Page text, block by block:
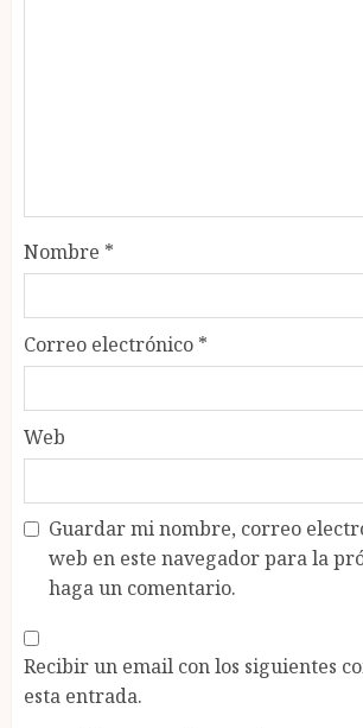
Nombre *
Correo electrónico *
Web
Guardar mi nombre, correo
web en este navegador para la
haga un comentario.
Recibir un email con los siguientes
esta entrada.